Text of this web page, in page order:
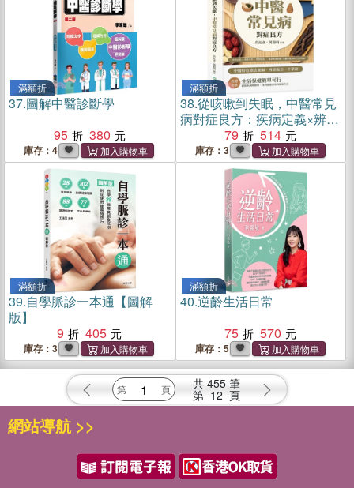
滿額折
37.圖解中醫診斷學
95
380
庫存：4
滿額折
38.從咳嗽到失眠，中醫常見
病對症良方：疾病定義×辨證
分型×實操指南……從診察到
治療，建構中醫治病全方位
藍圖
79 514
庫存：3
滿額折
39.自學脈診一本通【圖解
版】
9
405
庫存：3
滿額折
40.逆齡生活日常
75
570
庫存：5
共 455 筆
第 12 頁
網站導航 >>